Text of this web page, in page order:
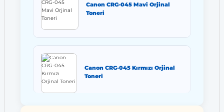
Canon CRG-045 Mavi Orjinal
Toneri
Canon CRG-045 Kırmızı Orjinal
Toneri